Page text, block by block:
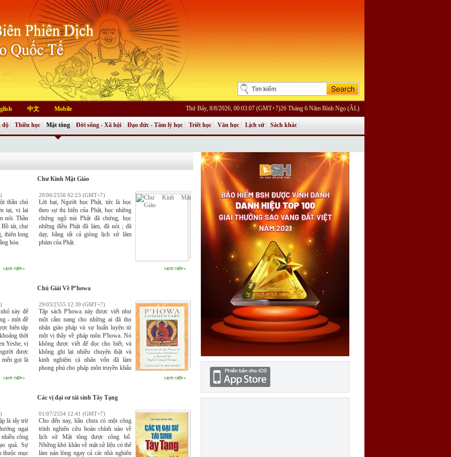
中文 Mobile Thứ Bảy, 8/8/2026, 00:03:07 (GMT+7)26 Tháng 6 Năm Bính Ngọ (ÂL)
độ Thiền học Mật tông Đời sống - Xã hội Đạo đức - Tâm lý học Triết học Văn học Lịch sử Sách khác
thần chú
tại, vị lai
nói. Thần
Bồ tát, chư
thiên long
hóa.
Chư Kinh Mật Giáo
20/06/2556 02:23 (GMT+7)
Lời bạt, Người học Phật, tức là học
theo sự thị hiện của Phật, học những
chứng ngộ mà Phật đã chứng, học
những điều Phật đã làm, đã nói ; đã
dạy, bằng tất cả giòng lịch sử lâm
phàm của Phật.
này để
- một đề
biên tập
thời
Yeshe, vị
được
gọi là
Chú Giải Về P’howa
29/03/2555 12:39 (GMT+7)
Tập sách P'howa này được viết như
một cẩm nang cho những ai đã thọ
nhận giáo pháp và sự huấn luyện từ
một vị thầy về pháp môn P'howa. Nó
không được viết để đọc cho biết, và
không ghi lại nhiều chuyện thật và
kinh nghiệm cá nhân vốn đã làm
phong phú cho pháp môn truyền khẩu
bác, vì tôi không có một mảy may ý
theo tiêu chuẩn Tây Tạng hay theo tiêu
chuẩn Tây Phương. Sách này chỉ đơn
giản là một nơi để tham khảo, một
nhắc nhở về các điểm chủ yếu được
trình bày trong giáo pháp khẩu truyền.
là tẩy trừ
ngại
công
quả. Sự
thuộc mục
Các vị đại sư tái sinh Tây Tạng
01/07/2554 12:41 (GMT+7)
Cho đến nay, hầu chưa có một công
trình nghiên cứu hoàn chỉnh nào về
lịch sử Mật tông được công bố.
Những khó khăn về mặt sử liệu có thể
làm nản lòng ngay cả các nhà nghiên